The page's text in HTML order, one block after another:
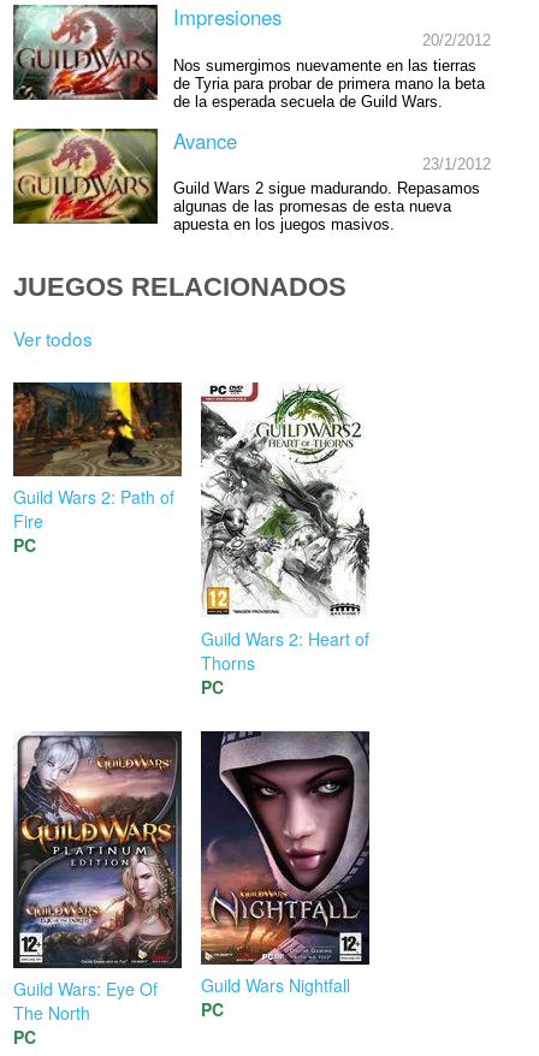
Impresiones
20/2/2012
Nos sumergimos nuevamente en las tierras
de Tyria para probar de primera mano la beta
de la esperada secuela de Guild Wars.
Avance
23/1/2012
Guild Wars 2 sigue madurando. Repasamos
algunas de las promesas de esta nueva
apuesta en los juegos masivos.
JUEGOS RELACIONADOS
Ver todos
Guild Wars 2: Path of
Fire
PC
Guild Wars 2: Heart of
Thorns
PC
Guild Wars: Eye Of
The North
PC
Guild Wars Nightfall
PC